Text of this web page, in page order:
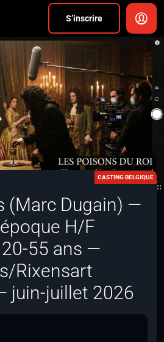
S’inscrire
ANNONCER
S’inscrire
CONNEXION
CASTING BELGIQUE
(Marc Dugain) —
H/F
55 ans —
Rixensart
juin-juillet 2026